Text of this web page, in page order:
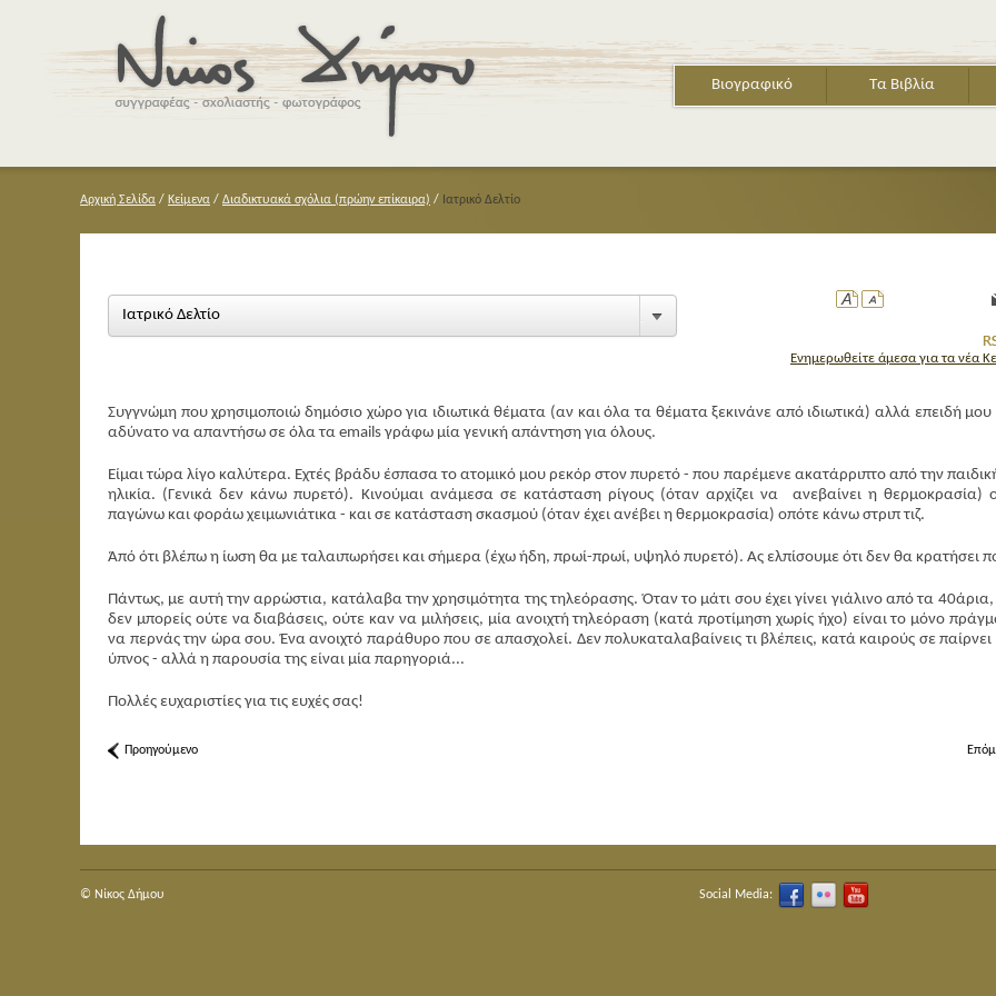
Βιογραφικό Τα Βιβλία
Αρχική Σελίδα / Κείμενα / Διαδικτυακά σχόλια (πρώην επίκαιρα) / Ιατρικό Δελτίο
Ενημερωθείτε άμεσα για τα νέα
Ιατρικό Δελτίο
Συγγνώμη που χρησιμοποιώ δημόσιο χώρο για ιδιωτικά θέματα (αν και όλα τα θέματα ξεκινάνε από ιδιωτικά) αλλά επειδή μου
αδύνατο να απαντήσω σε όλα τα emails γράφω μία γενική απάντηση για όλους.
Είμαι τώρα λίγο καλύτερα. Εχτές βράδυ έσπασα το ατομικό μου ρεκόρ στον πυρετό - που παρέμενε ακατάρριπτο από την
ηλικία. (Γενικά δεν κάνω πυρετό). Κινούμαι ανάμεσα σε κατάσταση ρίγους (όταν αρχίζει να ανεβαίνει η θερμοκρασία)
παγώνω και φοράω χειμωνιάτικα - και σε κατάσταση σκασμού (όταν έχει ανέβει η θερμοκρασία) οπότε κάνω στριπ τιζ.
Άπό ότι βλέπω η ίωση θα με ταλαιπωρήσει και σήμερα (έχω ήδη, πρωί-πρωί, υψηλό πυρετό). Ας ελπίσουμε ότι δεν θα κρατήσει
Πάντως, με αυτή την αρρώστια, κατάλαβα την χρησιμότητα της τηλεόρασης. Όταν το μάτι σου έχει γίνει γιάλινο από τα
δεν μπορείς ούτε να διαβάσεις, ούτε καν να μιλήσεις, μία ανοιχτή τηλεόραση (κατά προτίμηση χωρίς ήχο) είναι το μόνο
να περνάς την ώρα σου. Ένα ανοιχτό παράθυρο που σε απασχολεί. Δεν πολυκαταλαβαίνεις τι βλέπεις, κατά καιρούς σε παίρνει
ύπνος - αλλά η παρουσία της είναι μία παρηγοριά...
Πολλές ευχαριστίες για τις ευχές σας!
Προηγούμενο
© Nίκος Δήμου Social Media: